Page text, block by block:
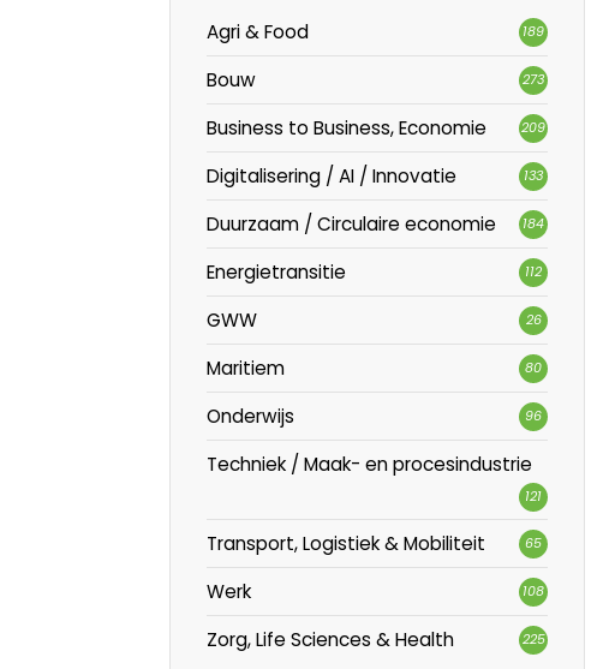
Agri & Food 189
Bouw 273
Business to Business, Economie 209
Digitalisering / AI / Innovatie 133
Duurzaam / Circulaire economie 184
Energietransitie 112
GWW 26
Maritiem 80
Onderwijs 96
Techniek / Maak- en procesindustrie
121
Transport, Logistiek & Mobiliteit 65
Werk 108
Zorg, Life Sciences & Health 225